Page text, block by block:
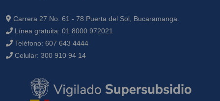
Carrera 27 No. 61 - 78 Puerta del Sol, Bucaramanga.
Línea gratuita: 01 8000 972021
Teléfono: 607 643 4444
Celular: 300 910 94 14